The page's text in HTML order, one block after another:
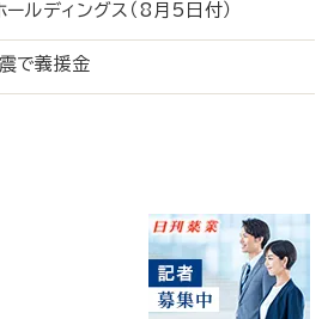
ールディングス（8月5日付）
震で義援金